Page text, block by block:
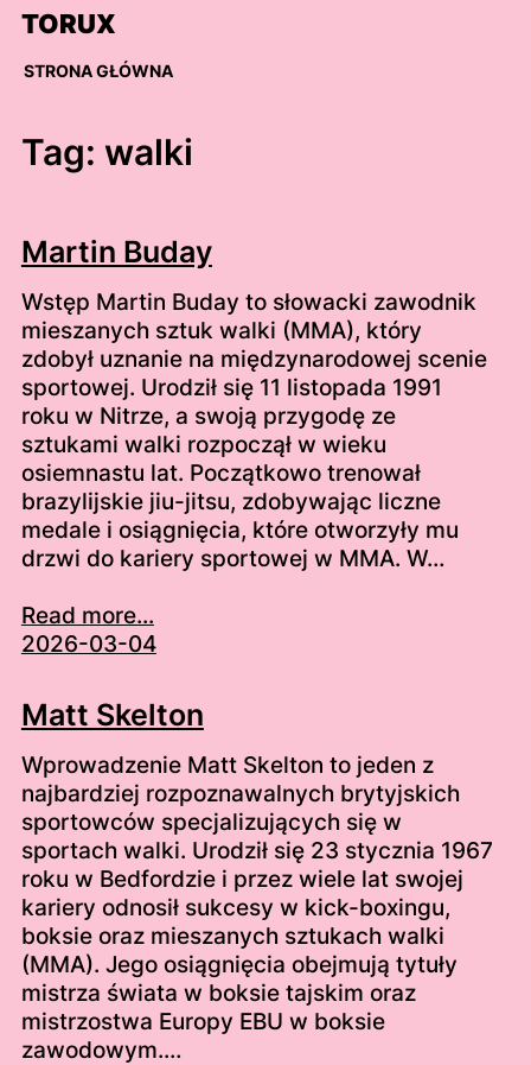
Skip
content
TORUX
STRONA GŁÓWNA
Tag: walki
Martin Buday
Wstęp Martin Buday to słowacki zawodnik
mieszanych sztuk walki (MMA), który
zdobył uznanie na międzynarodowej scenie
sportowej. Urodził się 11 listopada 1991
roku w Nitrze, a swoją przygodę ze
sztukami walki rozpoczął w wieku
osiemnastu lat. Początkowo trenował
brazylijskie jiu-jitsu, zdobywając liczne
medale i osiągnięcia, które otworzyły mu
drzwi do kariery sportowej w MMA. W…
Read more...
2026-03-04
Matt Skelton
Wprowadzenie Matt Skelton to jeden z
najbardziej rozpoznawalnych brytyjskich
sportowców specjalizujących się w
sportach walki. Urodził się 23 stycznia 1967
roku w Bedfordzie i przez wiele lat swojej
kariery odnosił sukcesy w kick-boxingu,
boksie oraz mieszanych sztukach walki
(MMA). Jego osiągnięcia obejmują tytuły
mistrza świata w boksie tajskim oraz
mistrzostwa Europy EBU w boksie
zawodowym.…